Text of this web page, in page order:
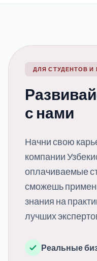
ДЛЯ СТУДЕНТОВ
с нами
Начни свою
компании
оплачиваемые
сможешь
знания на
лучших
Реальные